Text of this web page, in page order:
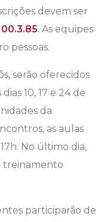
devem ser
. As equipes
pessoas.
serão oferecidos
10, 17 e 24 de
da
as aulas
17h. No último dia,
treinamento
participarão de